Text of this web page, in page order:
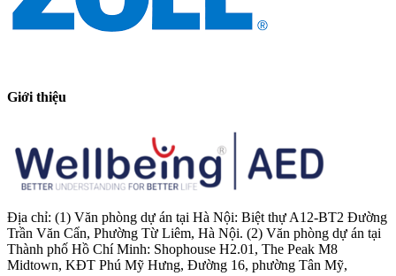
Giới thiệu
Địa chỉ: (1) Văn phòng dự án tại Hà Nội: Biệt thự A12-BT2 Đường
Trần Văn Cẩn, Phường Từ Liêm, Hà Nội. (2) Văn phòng dự án tại
Thành phố Hồ Chí Minh: Shophouse H2.01, The Peak M8
Midtown, KĐT Phú Mỹ Hưng, Đường 16, phường Tân Mỹ,